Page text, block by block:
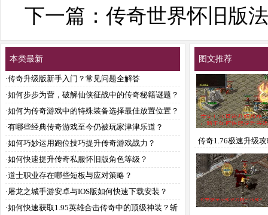
下一篇： 传奇世界怀旧版
本类最新
·传奇升级版新手入门？常见问题全解答
·如何步步为营，破解仙侠征战中的传奇秘籍谜题？
·如何为传奇游戏中的特殊装备选择最佳放置位置？
·有哪些经典传奇游戏至今仍被玩家津津乐道？
·如何巧妙运用跑位技巧提升传奇游戏战力？
·如何快速提升传奇私服怀旧版角色等级？
·道士职业存在哪些短板与应对策略？
·屠龙之城手游安卓与IOS版如何快速下载安装？
·如何快速获取1.95英雄合击传奇中的顶级神装？斩
图文推荐
传奇1.76极速升级
手如何快速提升